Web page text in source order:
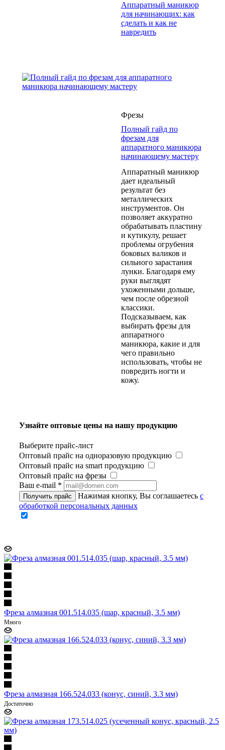
Аппаратный маникюр
для начинающих: как
сделать и как не
навредить
Фрезы
Полный гайд по
фрезам для
аппаратного маникюра
начинающему мастеру
Аппаратный маникюр
дает идеальный
результат без
металлических
инструментов. Он
позволяет аккуратно
обрабатывать пластину
и кутикулу, решает
проблемы огрубения
боковых валиков и
сильного зарастания
лунки. Благодаря ему
руки выглядят
ухоженными дольше,
чем после обрезной
классики.
Подсказываем, как
выбирать фрезы для
аппаратного
маникюра, какие и для
чего правильно
использовать, чтобы не
повредить ногти и
кожу.
Узнайте оптовые цены на нашу продукцию
Выберите прайс-лист
Оптовый прайс на одноразовую продукцию
Оптовый прайс на smart продукцию
Оптовый прайс на фрезы
Ваш e-mail *
Получить прайс Нажимая кнопку, Вы соглашаетесь с
обработкой персональных данных
Фреза алмазная 001.514.035 (шар, красный, 3.5 мм)
Много
Фреза алмазная 166.524.033 (конус, синий, 3.3 мм)
Достаточно